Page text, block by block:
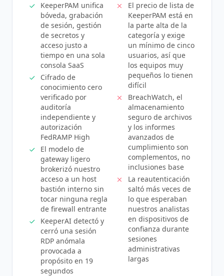
KeeperPAM unifica
bóveda, grabación
de sesión, gestión
de secretos y
acceso justo a
tiempo en una sola
consola SaaS
Cifrado de
conocimiento cero
verificado por
auditoría
independiente y
autorización
FedRAMP High
El modelo de
gateway ligero
brokerizó nuestro
acceso a un host
bastión interno sin
tocar ninguna regla
de firewall entrante
KeeperAI detectó y
cerró una sesión
RDP anómala
provocada a
propósito en 19
segundos
El precio de lista de
KeeperPAM está en
la parte alta de la
categoría y exige
un mínimo de cinco
usuarios, así que
los equipos muy
pequeños lo tienen
difícil
BreachWatch, el
almacenamiento
seguro de archivos
y los informes
avanzados de
cumplimiento son
complementos, no
inclusiones base
La reautenticación
saltó más veces de
lo que esperaban
nuestros analistas
en dispositivos de
confianza durante
sesiones
administrativas
largas